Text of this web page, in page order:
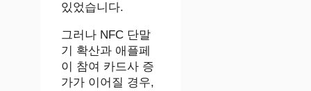
있었습니다.
그러나 NFC 단말
기 확산과 애플페
이 참여 카드사 증
가가 이어질 경우,